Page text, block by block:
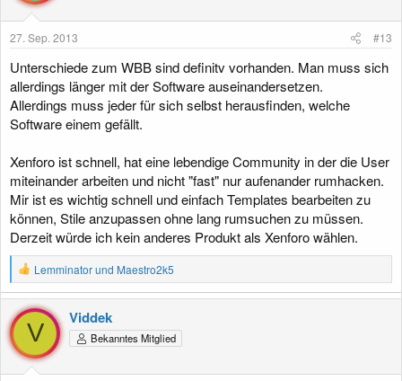
27. Sep. 2013 #13
Unterschiede zum WBB sind definitv vorhanden. Man muss sich
allerdings länger mit der Software auseinandersetzen.
Allerdings muss jeder für sich selbst herausfinden, welche
Software einem gefällt.
Xenforo ist schnell, hat eine lebendige Community in der die User
miteinander arbeiten und nicht "fast" nur aufenander rumhacken.
Mir ist es wichtig schnell und einfach Templates bearbeiten zu
können, Stile anzupassen ohne lang rumsuchen zu müssen.
Derzeit würde ich kein anderes Produkt als Xenforo wählen.
R
e
a
k
i
o
n
Lemminatorund Maestro2k5
V
Viddek
Bekanntes Mitglied